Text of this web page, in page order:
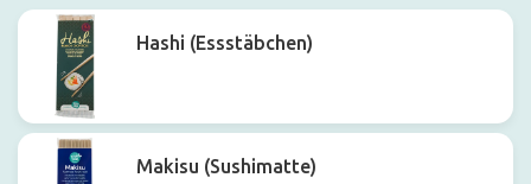
Hashi (Essstäbchen)
Makisu (Sushimatte)